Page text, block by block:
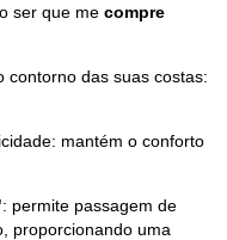
ser que me compre
contorno das suas costas:
mantém o conforto
: permite passagem de
proporcionando uma